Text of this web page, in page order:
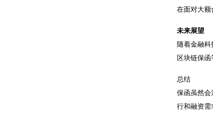
在面对大额
未来展望
随着金融
区块链保
总结
保函虽然会
行和融资需